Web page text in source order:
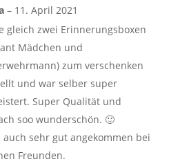
– 11. April 2021
gleich zwei Erinnerungsboxen
Mädchen und
zum verschenken
und war selber super
Super Qualität und
soo wunderschön. 🙂
auch sehr gut angekommen bei
Freunden.